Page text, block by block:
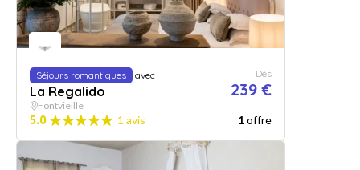
Séjours romantiques avec
La Regalido
Dès
239 €
Fontvieille
5.0 1 avis 1offre